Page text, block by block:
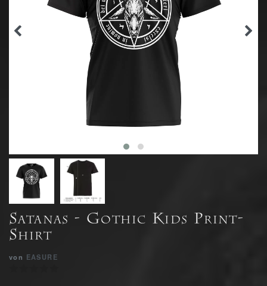
Satanas - Gothic Kids Print-
Shirt
von EASURE